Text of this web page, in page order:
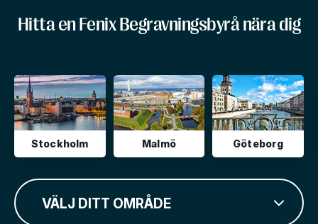
Hitta en Fenix Begravningsbyrå nära dig
Stockholm Malmö Göteborg
VÄLJ DITT OMRÅDE